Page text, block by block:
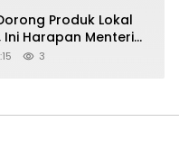
Produk Lokal
Harapan Menteri
ILT dan IGT Expo
3